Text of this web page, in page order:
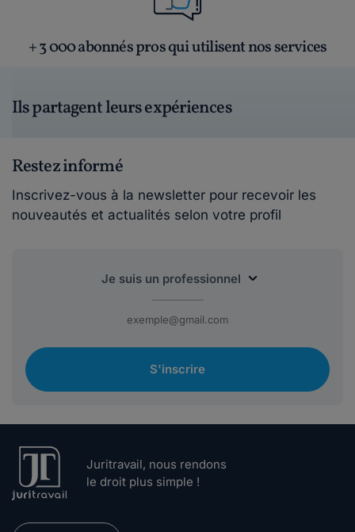
+ 3 000 abonnés pros qui utilisent nos services
Ils partagent leurs expériences
Restez informé
Inscrivez-vous à la newsletter pour recevoir les
nouveautés et actualités selon votre profil
S'inscrire
Juritravail, nous rendons
le droit plus simple !